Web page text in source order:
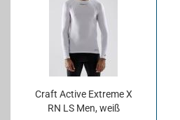
Craft Ac­ti­ve Ex­tre­me X
RN LS Men, weiß